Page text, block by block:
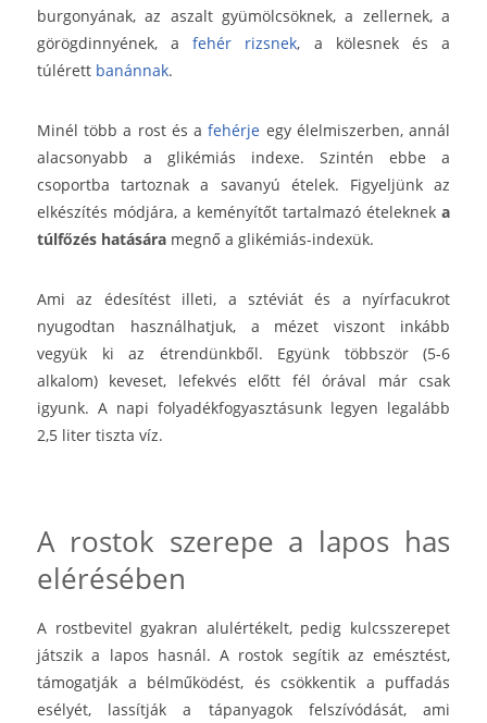
burgonyának, az aszalt gyümölcsöknek, a zellernek, a
görögdinnyének, afehér rizsnek, a kölesnek és a
túlérett banánnak.
Minél több a rost és afehérje egy élelmiszerben, annál
alacsonyabb a glikémiás indexe. Szintén ebbe a
csoportba tartoznak a savanyú ételek. Figyeljünk az
elkészítés módjára, a keményítőt tartalmazó ételeknek a
túlfőzés hatására megnő a glikémiás-indexük.
Ami az édesítést illeti, a sztéviát és a nyírfacukrot
nyugodtan használhatjuk, a mézet viszont inkább
vegyük ki az étrendünkből. Együnk többször (5-6
alkalom) keveset, lefekvés előtt fél órával már csak
igyunk. A napi folyadékfogyasztásunk legyen legalább
2,5 liter tiszta víz.
A rostok szerepe a lapos has
elérésében
A rostbevitel gyakran alulértékelt, pedig kulcsszerepet
játszik a lapos hasnál. A rostok segítik az emésztést,
támogatják a bélműködést, és csökkentik a puffadás
esélyét, lassítják a tápanyagok felszívódását, ami